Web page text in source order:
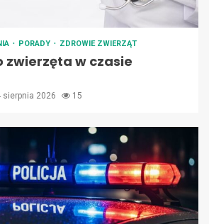
PORADY ZDROWIE ZWIERZĄT
zwierzęta w czasie
sierpnia 2026 15